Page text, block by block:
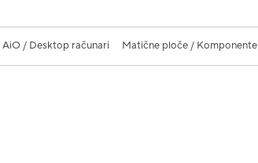
AiO / Desktop računari Matične ploče / Komponente